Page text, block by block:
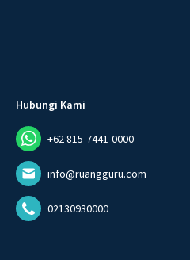
Hubungi Kami
+62 815-7441-0000
info@ruangguru.com
02130930000